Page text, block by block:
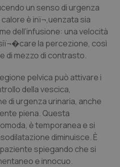
un senso di urgenza
è inï¬‚uenzata sia
dell’infusione: una velocità
la percezione, così
di mezzo di contrasto.
pelvica può attivare i
della vescica,
di urgenza urinaria, anche
piena. Questa
è temporanea e si
diminuisce. È
spiegando che si
e innocuo.